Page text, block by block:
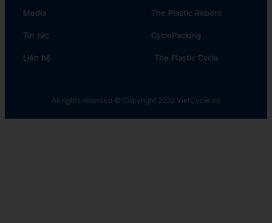
Media
Tin tức
Liên hệ
The Plastic Reborn
CyclePacking
The Plastic Cycle​
All rights reserved © Copyright 2022 VietCycle.vn